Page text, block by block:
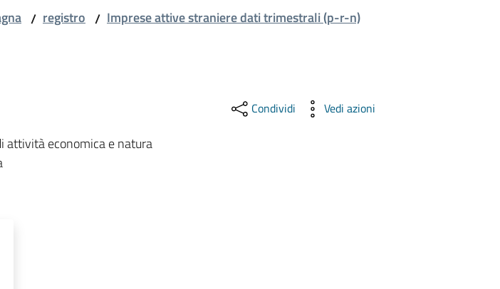
/ registro / Imprese attive straniere dati trimestrali (p-r-n)
attività economica e natura
Condividi Vedi azioni